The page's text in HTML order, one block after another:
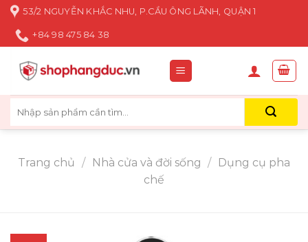
Skip
content
53/2 NGUYỄN KHẮC NHU, P.CẦU ÔNG LÃNH, QUẬN 1
+84 98 475 84 38
kiếm:
Trang chủ / Nhà cửa và đời sống /
Dụng cụ pha
chế